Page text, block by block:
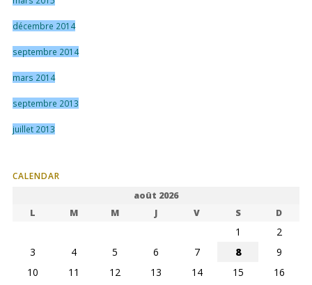
décembre 2014
septembre 2014
mars 2014
septembre 2013
juillet 2013
CALENDAR
août 2026
L
M M J V S D
1
2
3
4 5 6 7 8
9
10
11 12 13 14 15
16